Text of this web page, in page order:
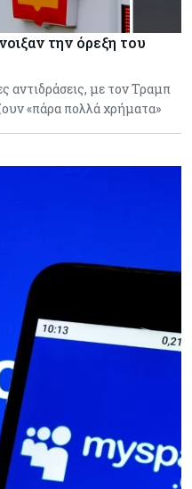
την όρεξη του
αντιδράσεις, με τον Τραμπ
«πάρα πολλά χρήματα»